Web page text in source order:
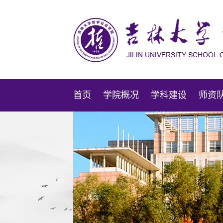
首页 学院概况 学科建设 师资